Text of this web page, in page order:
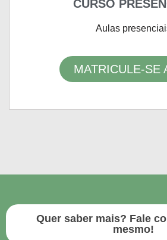
CURSO
Aulas
MATRICULE-SE
Quer saber mais? Fale
mesmo!